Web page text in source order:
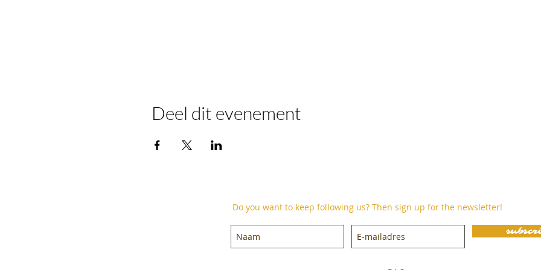
Deel dit evenement
Do you want to keep following us? Then sign up for the newsletter!